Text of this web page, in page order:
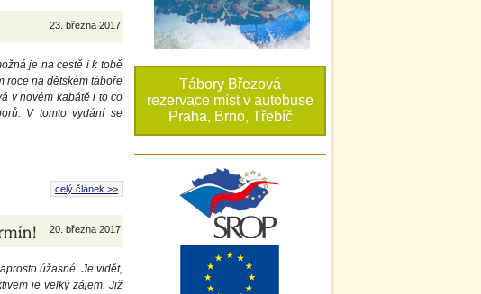
23. března 2017
je na cestě i k tobě
roce na dětském táboře
v novém kabátě i to co
V tomto vydání se
celý článek >>
20. března 2017
úžasné. Je vidět,
je velký zájem. Již
Tábory Březová
rezervace míst v autobuse
Praha, Brno, Třebíč